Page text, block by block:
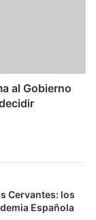
al Gobierno
Cervantes: los
Española